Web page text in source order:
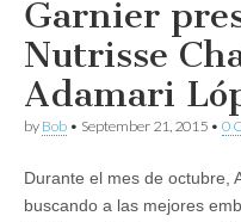
Garnier
Nutrisse
Adamari
by Bob • September 21, 2015 • 0
Durante el mes de octubre,
buscando a las mejores